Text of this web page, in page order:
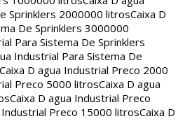
Sprinklers 2000000 litrosCaixa D
De Sprinklers 3000000
Para Sistema De Sprinklers
Industrial Para Sistema De
Caixa D agua Industrial Preco 2000
Preco 5000 litrosCaixa D agua
Caixa D agua Industrial Preco
Industrial Preco 15000 litrosCaixa D